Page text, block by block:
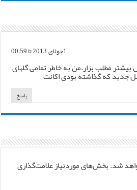
1جولای, 2013 تا 00:59
بیشتر مطلب بزار.من به خاطر تمامی گلهای
جدید که گذاشته بودی اکانت
پاسخ
شد.بخش‌های موردنیاز علامت‌گذاری